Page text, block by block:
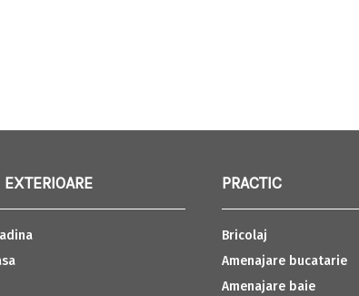
PRACTIC
Bricolaj
Amenajare bucatarie
Amenajare baie